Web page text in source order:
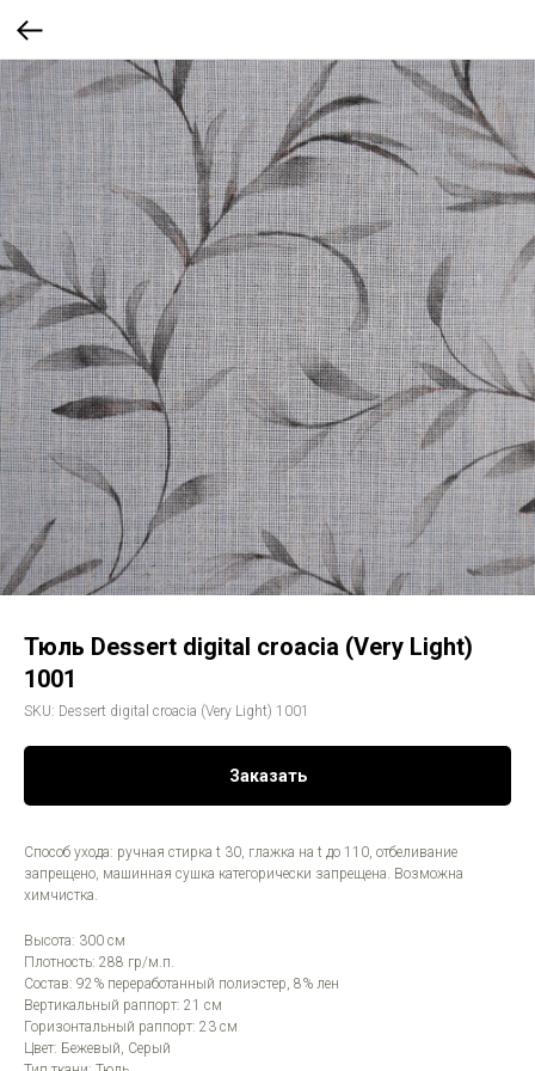
Тюль Dessert digital croacia (Very Light)
1001
SKU: Dessert digital croacia (Very Light) 1001
Заказать
Способ ухода: ручная стирка t 30, глажка на t до 110, отбеливание
запрещено, машинная сушка категорически запрещена. Возможна
химчистка.
Высота: 300 см
Плотность: 288 гр/м.п.
Состав: 92% переработанный полиэстер, 8% лен
Вертикальный раппорт: 21 см
Горизонтальный раппорт: 23 см
Цвет: Бежевый, Серый